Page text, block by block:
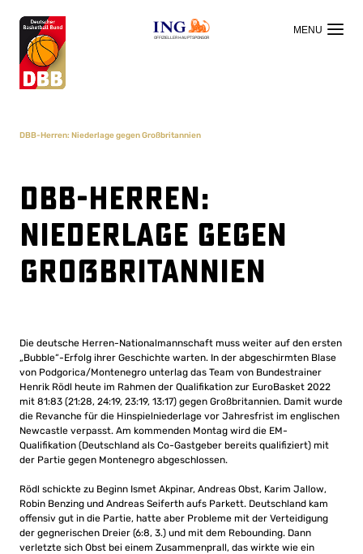
OFFIZIELLER HAUPTSPONSOR
DBB-Herren: Niederlage gegen Großbritannien
DBB-Herren:
Niederlage gegen
Großbritannien
Die deutsche Herren-Nationalmannschaft muss weiter auf den ersten
„Bubble“-Erfolg ihrer Geschichte warten. In der abgeschirmten Blase
von Podgorica/Montenegro unterlag das Team von Bundestrainer
Henrik Rödl heute im Rahmen der Qualifikation zur EuroBasket 2022
mit 81:83 (21:28, 24:19, 23:19, 13:17) gegen Großbritannien. Damit wurde
die Revanche für die Hinspielniederlage vor Jahresfrist im englischen
Newcastle verpasst. Am kommenden Montag wird die EM-
Qualifikation (Deutschland als Co-Gastgeber bereits qualifiziert) mit
der Partie gegen Montenegro abgeschlossen.
Rödl schickte zu Beginn Ismet Akpinar, Andreas Obst, Karim Jallow,
Robin Benzing und Andreas Seiferth aufs Parkett. Deutschland kam
offensiv gut in die Partie, hatte aber Probleme mit der Verteidigung
der gegnerischen Dreier (6:8, 3.) und mit dem Rebounding. Dann
verletzte sich Obst bei einem Zusammenprall, das wirkte wie ein